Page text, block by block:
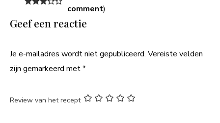
comment)
Geef een reactie
Je e-mailadres wordt niet gepubliceerd. Vereiste velden
zijn gemarkeerd met*
Review van het recept